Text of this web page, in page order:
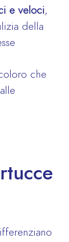
e veloci,
della
che